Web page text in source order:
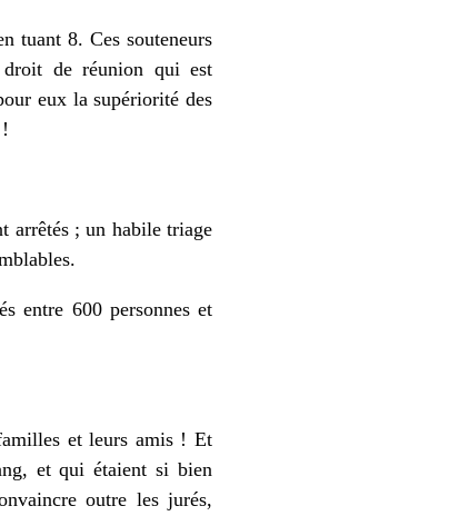
tuant 8. Ces souteneurs
droit de réunion qui est
eux la supériorité des
arrêtés ; un habile triage
entre 600 personnes et
et leurs amis ! Et
et qui étaient si bien
outre les jurés,